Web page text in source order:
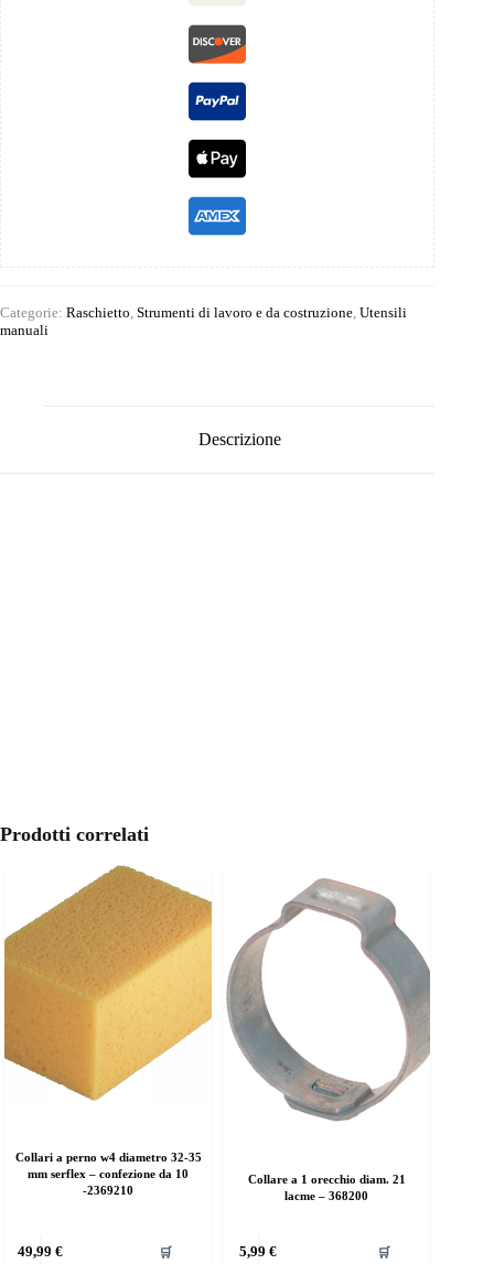
Categorie: Raschietto, Strumenti di lavoro e da costruzione, Utensili
manuali
Descrizione
Prodotti correlati
Collari a perno w4 diametro 32-35
mm serflex – confezione da 10
-2369210
49,99 € 🛒
Collare a 1 orecchio diam. 21
lacme – 368200
5,99€ 🛒